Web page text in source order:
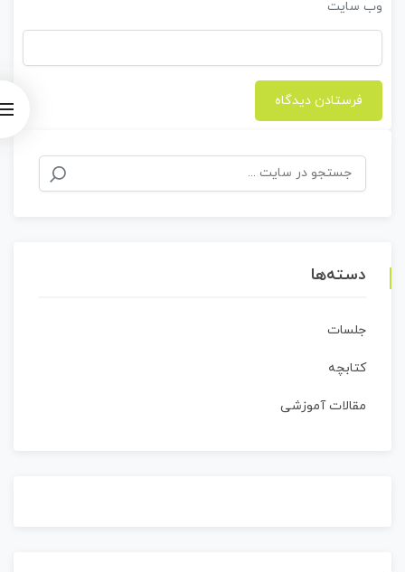
وب‌ سایت
جستجو
برای:
دسته‌ها
جلسات
کتابچه
مقالات آموزشی